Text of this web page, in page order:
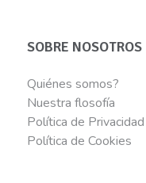
SOBRE NOSOTROS
Quiénes somos?
Nuestra flosofía
Política de Privacidad
Política de Cookies